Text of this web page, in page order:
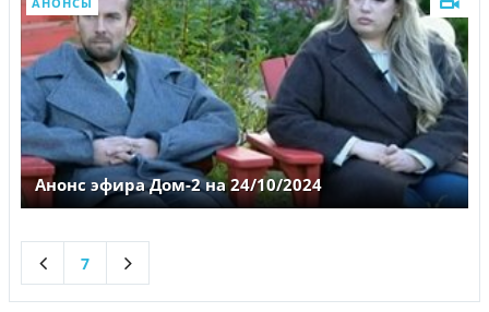
Анонс эфира Дом-2 на 24/10/2024
7